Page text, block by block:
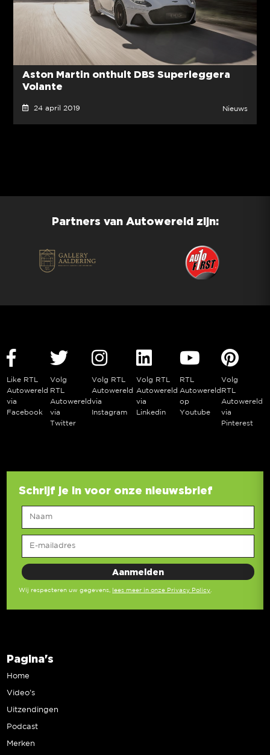
Aston Martin onthult DBS Superleggera
Volante
24 april 2019 Nieuws
Partners van Autowereld zijn:
Like RTL
Autowereld
via
Facebook
Volg
RTL
Autowereld
via
Twitter
Volg RTL
Autowereld
via
Instagram
Volg RTL
Autowereld
via
Linkedin
RTL
Autowereld
op
Youtube
Volg
RTL
Autowereld
via
Pinterest
Schrijf je in voor onze nieuwsbrief
Wij respecteren uw gegevens, lees meer in onze Privacy Policy.
Pagina's
Home
Video’s
Uitzendingen
Podcast
Merken